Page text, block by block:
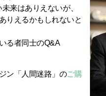
来はありえないが、
りえるかもしれないと
る者同士のQ&A
ン「人間迷路」のご購